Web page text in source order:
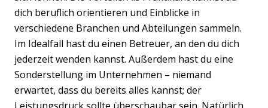
dich beruflich orientieren und Einblicke in
verschiedene Branchen und Abteilungen sammeln.
Im Idealfall hast du einen Betreuer, an den du dich
jederzeit wenden kannst. Außerdem hast du eine
Sonderstellung im Unternehmen – niemand
erwartet, dass du bereits alles kannst; der